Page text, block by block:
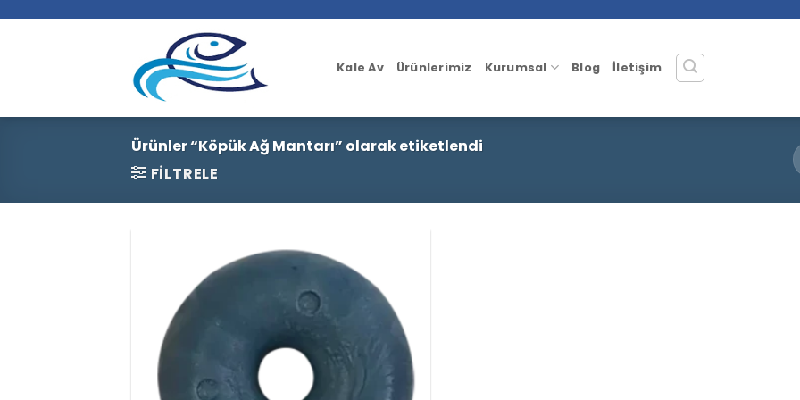
Kale Av Ürünlerimiz Kurumsal Blog İletişim
Ürünler “Köpük Ağ Mantarı” olarak etiketlendi
FILTRELE